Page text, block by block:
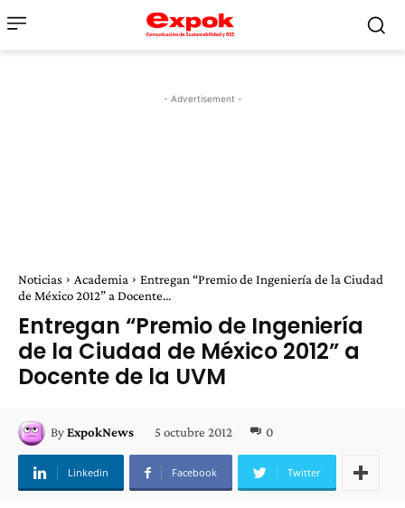
- Advertisement -
Noticias Academia
Entregan “Premio de Ingeniería de la Ciudad
de México 2012” a Docente...
Entregan “Premio de Ingeniería
de la Ciudad de México 2012” a
Docente de la UVM
ByExpokNews 5 octubre 2012 0
Linkedin Facebook Twitter